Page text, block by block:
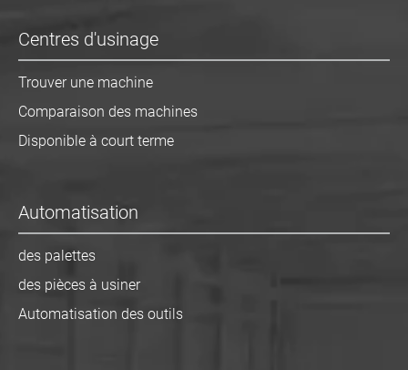
Centres d'usinage
Trouver une machine
Comparaison des machines
Disponible à court terme
Automatisation
des palettes
des pièces à usiner
Automatisation des outils